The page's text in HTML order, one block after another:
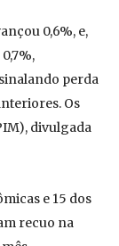
0,6%, e,
perda
Os
divulgada
e 15 dos
recuo na